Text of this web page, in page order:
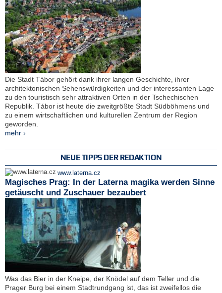
Die Stadt Tábor gehört dank ihrer langen Geschichte, ihrer
architektonischen Sehenswürdigkeiten und der interessanten Lage
zu den touristisch sehr attraktiven Orten in der Tschechischen
Republik. Tábor ist heute die zweitgrößte Stadt Südböhmens und
zu einem wirtschaftlichen und kulturellen Zentrum der Region
geworden.
mehr ›
NEUE TIPPS DER REDAKTION
www.laterna.cz
Magisches Prag: In der Laterna magika werden Sinne
getäuscht und Zuschauer bezaubert
Was das Bier in der Kneipe, der Knödel auf dem Teller und die
Prager Burg bei einem Stadtrundgang ist, das ist zweifellos die